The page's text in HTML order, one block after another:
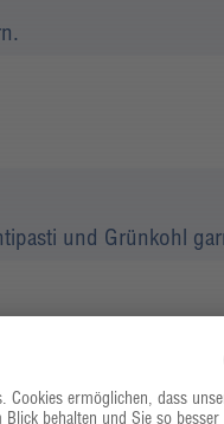
und Grünkohl